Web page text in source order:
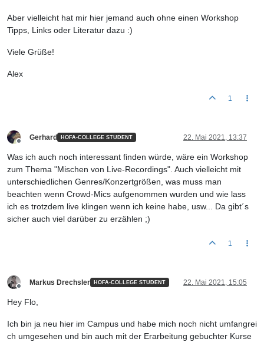
Aber vielleicht hat mir hier jemand auch ohne einen Workshop
Tipps, Links oder Literatur dazu :)
Viele Grüße!
Alex
1
Gerhard HOFA-COLLEGE STUDENT 22. Mai 2021, 13:37
Was ich auch noch interessant finden würde, wäre ein Workshop
zum Thema "Mischen von Live-Recordings". Auch vielleicht mit
unterschiedlichen Genres/Konzertgrößen, was muss man
beachten wenn Crowd-Mics aufgenommen wurden und wie lass
ich es trotzdem live klingen wenn ich keine habe, usw... Da gibt´s
sicher auch viel darüber zu erzählen ;)
1
Markus Drechsler HOFA-COLLEGE STUDENT 22. Mai 2021, 15:05
Hey Flo,
Ich bin ja neu hier im Campus und habe mich noch nicht umfangrei
ch umgesehen und bin auch mit der Erarbeitung gebuchter Kurse